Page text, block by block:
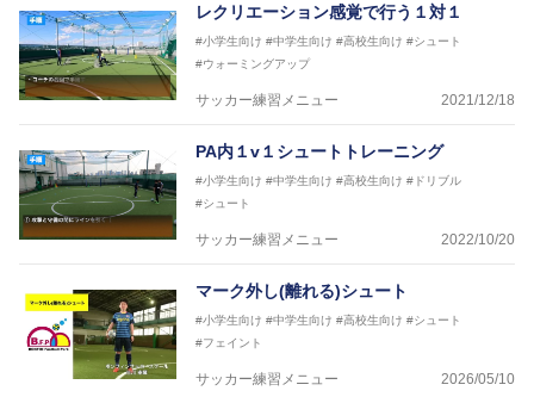
レクリエーション感覚で行う１対１
#小学生向け #中学生向け #高校生向け #シュート
#ウォーミングアップ
サッカー練習メニュー 2021/12/18
PA内１v１シュートトレーニング
#小学生向け #中学生向け #高校生向け #ドリブル
#シュート
サッカー練習メニュー 2022/10/20
マーク外し(離れる)シュート
#小学生向け #中学生向け #高校生向け #シュート
#フェイント
サッカー練習メニュー 2026/05/10